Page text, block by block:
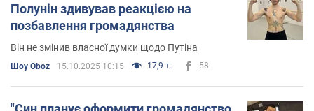
Полунін здивував реакцією на
позбавлення громадянства
Він не змінив власної думки щодо Путіна
Шоу Oboz 15.10.2025 10:15 17,9 т. 58